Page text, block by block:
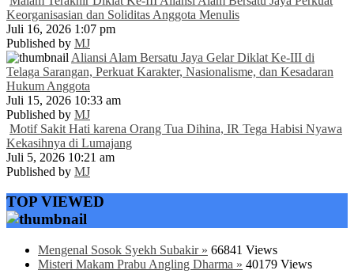
Keorganisasian dan Soliditas Anggota Menulis
Juli 16, 2026 1:07 pm
Published by MJ
Aliansi Alam Bersatu Jaya Gelar Diklat Ke-III di
Telaga Sarangan, Perkuat Karakter, Nasionalisme, dan Kesadaran
Hukum Anggota
Juli 15, 2026 10:33 am
Published by MJ
Motif Sakit Hati karena Orang Tua Dihina, IR Tega Habisi Nyawa
Kekasihnya di Lumajang
Juli 5, 2026 10:21 am
Published by MJ
TOP VIEWED
Mengenal Sosok Syekh Subakir » 66841 Views
Misteri Makam Prabu Angling Dharma » 40179 Views